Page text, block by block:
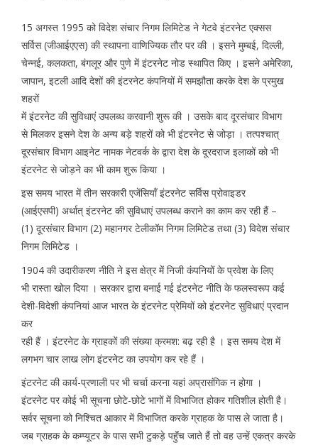
15 अगस्त 1995 को विदेश संचार निगम लिमिटेड ने गेटवे इंटरनेट एक्सस
सर्विस (जीआईएएस) की स्थापना वाणिज्यिक तौर पर की । इसने मुम्बई, दिल्ली,
चेन्नई, कलकता, बंगलूर और पुणे में इंटरनेट नोड स्थापित किए । इसने अमेरिका,
जापान, इटली आदि देशों की इंटरनेट कंपनियों में समझौता करके देश के प्रमुख
शहरों
में इंटरनेट की सुविधाएं उपलब्ध करवानी शुरू की । उसके बाद दूरसंचार विभाग
से मिलकर इसने देश के अन्य बड़े शहरों को भी इंटरनेट से जोड़ा । तत्पश्चात्
दूरसंचार विभाग आइनेट नामक नेटवर्क के द्वारा देश के दूरदराज इलाकों को भी
इंटरनेट से जोड़ने का भी काम शुरू किया ।
इस समय भारत में तीन सरकारी एजेंसियाँ इंटरनेट सर्विस प्रोवाइडर
(आईएसपी) अर्थात् इंटरनेट की सुविधाएं उपलब्ध कराने का काम कर रही हैं –
(1) दूरसंचार विभाग (2) महानगर टेलीकॉम निगम लिमिटेड तथा (3) विदेश संचार
निगम लिमिटेड ।
1904 की उदारीकरण नीति ने इस क्षेत्र में निजी कंपनियों के प्रवेश के लिए
भी रास्ता खोल दिया । सरकार द्वारा बनाई गई इंटरनेट नीति के फलस्वरूप कई
देशी-विदेशी कंपनियां आज भारत के इंटरनेट प्रेमियों को इंटरनेट सुविधाएं प्रदान
कर
रही हैं । इंटरनेट के ग्राहकों की संख्या क्रमश: बढ़ रही है । इस समय देश में
लगभग चार लाख लोग इंटरनेट का उपयोग कर रहे हैं ।
इंटरनेट की कार्य-प्रणाली पर भी चर्चा करना यहां अप्रासंगिक न होगा ।
इंटरनेट पर कोई भी सूचना छोटे-छोटे भागों में विभाजित होकर गतिशील होती है।
सर्वर सूचना को निश्चित आकार में विभाजित करके ग्राहक के पास ले जाता है।
जब ग्राहक के कम्प्यूटर के पास सभी टुकड़े पहुॅंच जाते हैं तो वह उन्हें एकत्र करके